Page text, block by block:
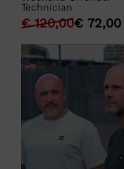
Technician
€120,00€ 72,00